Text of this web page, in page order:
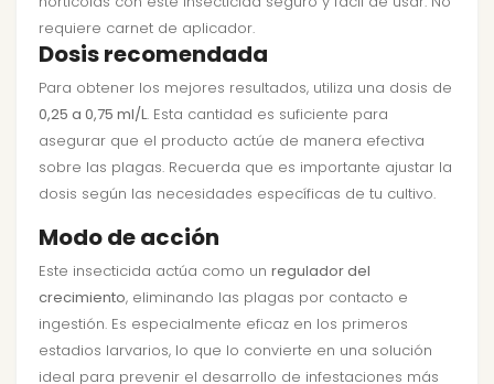
requiere carnet de aplicador.
Dosis recomendada
Para obtener los mejores resultados, utiliza una dosis de
0,25 a 0,75 ml/L. Esta cantidad es suficiente para
asegurar que el producto actúe de manera efectiva
sobre las plagas. Recuerda que es importante ajustar la
dosis según las necesidades específicas de tu cultivo.
Modo de acción
Este insecticida actúa como un regulador del
crecimiento, eliminando las plagas por contacto e
ingestión. Es especialmente eficaz en los primeros
estadios larvarios, lo que lo convierte en una solución
ideal para prevenir el desarrollo de infestaciones más